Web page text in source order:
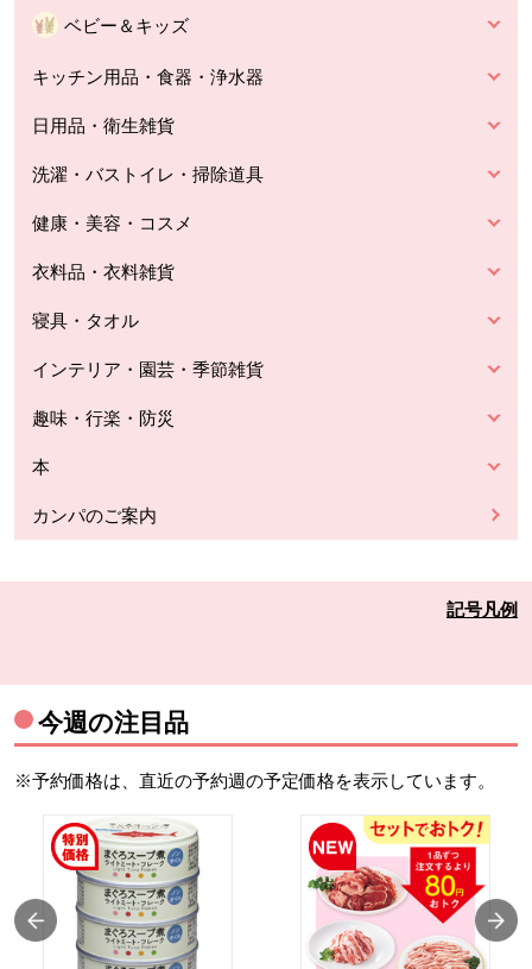
ベビー＆キッズ
キッチン用品・食器・浄水器
日用品・衛生雑貨
洗濯・バストイレ・掃除道具
健康・美容・コスメ
衣料品・衣料雑貨
寝具・タオル
インテリア・園芸・季節雑貨
趣味・行楽・防災
本
カンパのご案内
記号凡例
今週の注目品
※予約価格は、直近の予約週の予定価格を表示しています。